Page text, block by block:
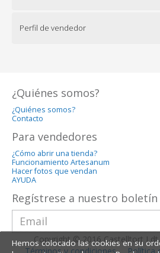
Perfil de vendedor
¿Quiénes somos?
¿Quiénes somos?
Contacto
Para vendedores
¿Cómo abrir una tienda?
Funcionamiento Artesanum
Hacer fotos que vendan
AYUDA
Regístrese a nuestro boletín
Copyright © 2016 Castelltort
Hemos colocado las cookies en su